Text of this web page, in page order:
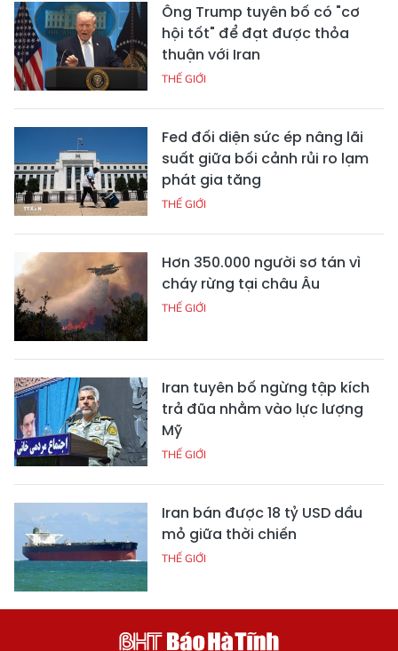
Ông Trump tuyên bố có "cơ
hội tốt" để đạt được thỏa
thuận với Iran
THẾ GIỚI
Fed đối diện sức ép nâng lãi
suất giữa bối cảnh rủi ro lạm
phát gia tăng
THẾ GIỚI
Hơn 350.000 người sơ tán vì
cháy rừng tại châu Âu
THẾ GIỚI
Iran tuyên bố ngừng tập kích
trả đũa nhằm vào lực lượng
Mỹ
THẾ GIỚI
Iran bán được 18 tỷ USD dầu
mỏ giữa thời chiến
THẾ GIỚI